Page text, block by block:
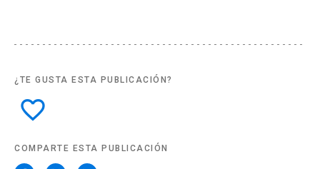
¿TE GUSTA ESTA PUBLICACIÓN?
favorite_border
COMPARTE ESTA PUBLICACIÓN